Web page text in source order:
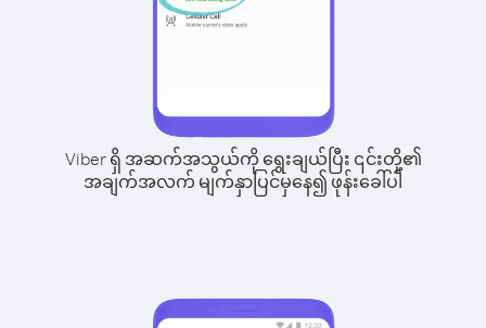
Viber ရှိ အဆက်အသွယ်ကို ရွေးချယ်ပြီး ၎င်းတို့၏
အချက်အလက် မျက်နှာပြင်မှနေ၍ ဖုန်းခေါ်ပါ